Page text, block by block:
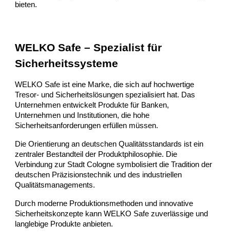
bieten.
WELKO Safe – Spezialist für
Sicherheitssysteme
WELKO Safe ist eine Marke, die sich auf hochwertige
Tresor- und Sicherheitslösungen spezialisiert hat. Das
Unternehmen entwickelt Produkte für Banken,
Unternehmen und Institutionen, die hohe
Sicherheitsanforderungen erfüllen müssen.
Die Orientierung an deutschen Qualitätsstandards ist ein
zentraler Bestandteil der Produktphilosophie. Die
Verbindung zur Stadt Cologne symbolisiert die Tradition der
deutschen Präzisionstechnik und des industriellen
Qualitätsmanagements.
Durch moderne Produktionsmethoden und innovative
Sicherheitskonzepte kann WELKO Safe zuverlässige und
langlebige Produkte anbieten.